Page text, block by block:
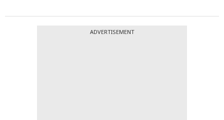
ADVERTISEMENT